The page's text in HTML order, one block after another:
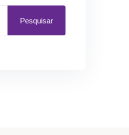
Pesquisar